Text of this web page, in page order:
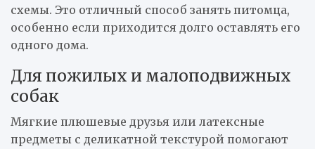
схемы. Это отличный способ занять питомца,
особенно если приходится долго оставлять его
одного дома.
Для пожилых и малоподвижных
собак
Мягкие плюшевые друзья или латексные
предметы с деликатной текстурой помогают